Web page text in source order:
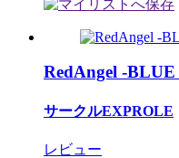
RedAngel -
サークルEXPROLE
レビュー